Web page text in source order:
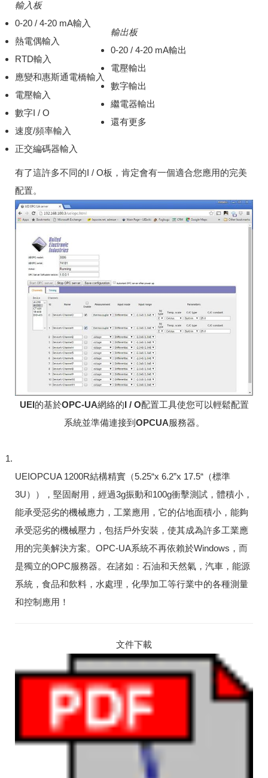
輸入板
0-20 / 4-20 mA輸入
熱電偶輸入
RTD輸入
應變和惠斯通電橋輸入
電壓輸入
數字I / O
速度/頻率輸入
正交編碼器輸入
輸出板
0-20 / 4-20 mA輸出
電壓輸出
數字輸出
繼電器輸出
還有更多
有了這許多不同的I / O板，肯定會有一個適合您應用的完美
配置。
UEI的基於OPC-UA網絡的I / O配置工具使您可以輕鬆配置
系統並準備連接到OPCUA服務器。
UEIOPCUA 1200R結構精實（5.25“x 6.2”x 17.5“（標準
3U）），堅固耐用，經過3g振動和100g衝擊測試，體積小，
能承受惡劣的機械應力，工業應用，它的佔地面積小，能夠
承受惡劣的機械壓力，包括戶外安裝，使其成為許多工業應
用的完美解決方案。OPC-UA系統不再依賴於Windows，而
是獨立的OPC服務器。在諸如：石油和天然氣，汽車，能源
系統，食品和飲料，水處理，化學加工等行業中的各種測量
和控制應用！
文件下載